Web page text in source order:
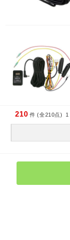
210 件 (全210点) 1